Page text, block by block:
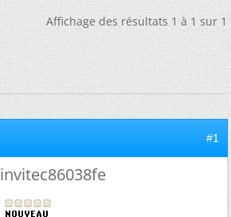
Affichage des résultats 1 à 1 sur 1
#1
invitec86038fe